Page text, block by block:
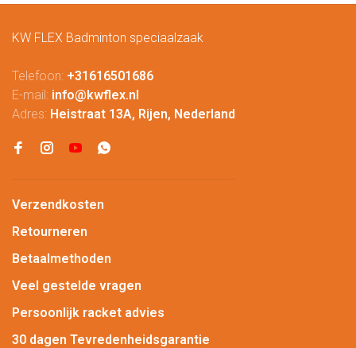
KW FLEX Badminton speciaalzaak
Telefoon: +31616501686
E-mail: info@kwflex.nl
Adres: Heistraat 13A, Rijen, Nederland
Verzendkosten
Retourneren
Betaalmethoden
Veel gestelde vragen
Persoonlijk racket advies
30 dagen Tevredenheidsgarantie